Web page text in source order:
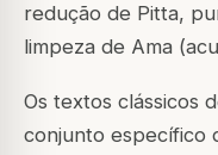
redução de Pitta,
limpeza de Ama
Os textos clássicos
conjunto específico